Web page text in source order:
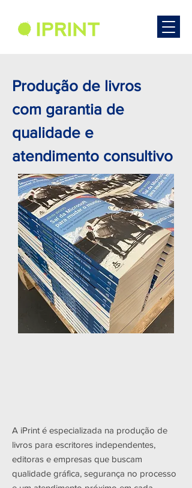
Produção de livros
com garantia de
qualidade e
atendimento consultivo
A iPrint é especializada na produção de
livros para escritores independentes,
editoras e empresas que buscam
qualidade gráfica, segurança no processo